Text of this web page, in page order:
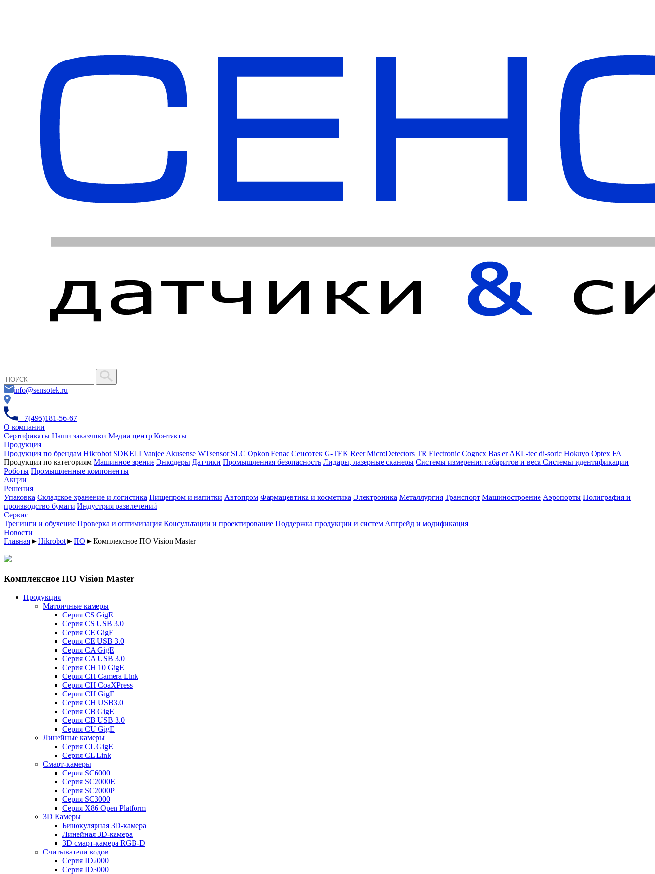
info@sensotek.ru
+7(495)181-56-67
О компании
Сертификаты Наши заказчики Медиа-центр Контакты
Продукция
Продукция по брендам Hikrobot SDKELI Vanjee Akusense WTsensor SLC Opkon Fenac Сенсотек G-TEK Reer MicroDetectors TR Electronic Cognex Basler AKL-tec di-soric Hokuyo Optex FA
Продукция по категориям Машинное зрение Энкодеры Датчики Промышленная безопасность Лидары, лазерные сканеры Системы измерения габаритов и веса Системы идентификации
Роботы Промышленные компоненты
Акции
Решения
Упаковка Складское хранение и логистика Пищепром и напитки Автопром Фармацевтика и косметика Электроника Металлургия Транспорт Машиностроение Аэропорты Полиграфия и
производство бумаги Индустрия развлечений
Сервис
Тренинги и обучение Проверка и оптимизация Консультации и проектирование Поддержка продукции и систем Апгрейд и модификация
Новости
Главная►Hikrobot►ПО ►Комплексное ПО Vision Master
Комплексное ПО Vision Master
Продукция
Матричные камеры
Серия CS GigE
Серия CS USB 3.0
Серия CE GigE
Серия CE USB 3.0
Серия CA GigE
Серия CA USB 3.0
Серия CH 10 GigE
Серия CH Camera Link
Серия CH CoaXPress
Серия CH GigE
Серия CH USB3.0
Серия CB GigE
Серия CB USB 3.0
Cерия CU GigE
Линейные камеры
Серия CL GigE
Серия CL Link
Смарт-камеры
Серия SC6000
Серия SC2000E
Серия SC2000P
Серия SC3000
Серия X86 Open Platform
3D Камеры
Бинокулярная 3D-камера
Линейная 3D-камера
3D смарт-камера RGB-D
Считыватели кодов
Серия ID2000
Серия ID3000